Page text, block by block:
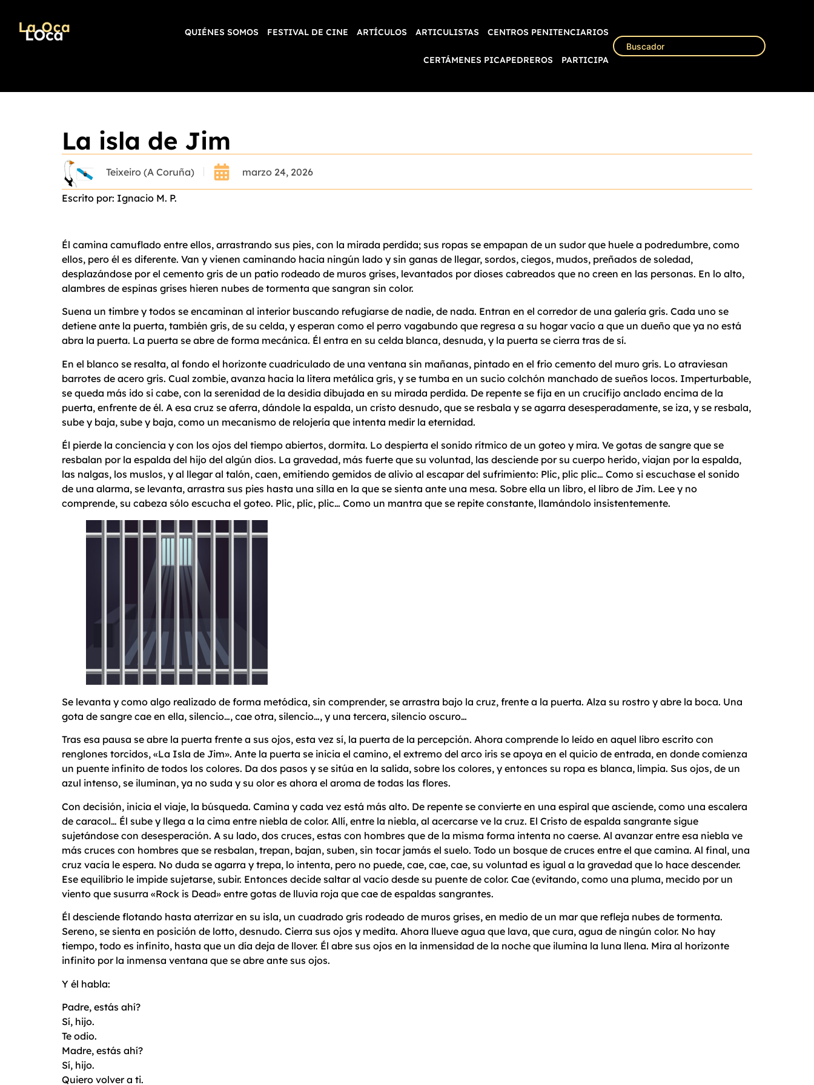
QUIÉNES SOMOS FESTIVAL DE CINE ARTÍCULOS ARTICULISTAS CENTROS PENITENCIARIOS
CERTÁMENES PICAPEDREROS PARTICIPA
La isla de Jim
Teixeiro (A Coruña) marzo 24, 2026
Escrito por: Ignacio M. P.
Él camina camuflado entre ellos, arrastrando sus pies, con la mirada perdida; sus ropas se empapan de un sudor que huele a podredumbre, como
ellos, pero él es diferente. Van y vienen caminando hacia ningún lado y sin ganas de llegar, sordos, ciegos, mudos, preñados de soledad,
desplazándose por el cemento gris de un patio rodeado de muros grises, levantados por dioses cabreados que no creen en las personas. En lo alto,
alambres de espinas grises hieren nubes de tormenta que sangran sin color.
Suena un timbre y todos se encaminan al interior buscando refugiarse de nadie, de nada. Entran en el corredor de una galería gris. Cada uno se
detiene ante la puerta, también gris, de su celda, y esperan como el perro vagabundo que regresa a su hogar vacío a que un dueño que ya no está
abra la puerta. La puerta se abre de forma mecánica. Él entra en su celda blanca, desnuda, y la puerta se cierra tras de sí.
En el blanco se resalta, al fondo el horizonte cuadriculado de una ventana sin mañanas, pintado en el frio cemento del muro gris. Lo atraviesan
barrotes de acero gris. Cual zombie, avanza hacia la litera metálica gris, y se tumba en un sucio colchón manchado de sueños locos. Imperturbable,
se queda más ido si cabe, con la serenidad de la desidia dibujada en su mirada perdida. De repente se fija en un crucifijo anclado encima de la
puerta, enfrente de él. A esa cruz se aferra, dándole la espalda, un cristo desnudo, que se resbala y se agarra desesperadamente, se iza, y se resbala,
sube y baja, sube y baja, como un mecanismo de relojería que intenta medir la eternidad.
Él pierde la conciencia y con los ojos del tiempo abiertos, dormita. Lo despierta el sonido rítmico de un goteo y mira. Ve gotas de sangre que se
resbalan por la espalda del hijo del algún dios. La gravedad, más fuerte que su voluntad, las desciende por su cuerpo herido, viajan por la espalda,
las nalgas, los muslos, y al llegar al talón, caen, emitiendo gemidos de alivio al escapar del sufrimiento: Plic, plic plic… Como si escuchase el sonido
de una alarma, se levanta, arrastra sus pies hasta una silla en la que se sienta ante una mesa. Sobre ella un libro, el libro de Jim. Lee y no
comprende, su cabeza sólo escucha el goteo. Plic, plic, plic… Como un mantra que se repite constante, llamándolo insistentemente.
Se levanta y como algo realizado de forma metódica, sin comprender, se arrastra bajo la cruz, frente a la puerta. Alza su rostro y abre la boca. Una
gota de sangre cae en ella, silencio…, cae otra, silencio…, y una tercera, silencio oscuro…
Tras esa pausa se abre la puerta frente a sus ojos, esta vez sí, la puerta de la percepción. Ahora comprende lo leído en aquel libro escrito con
renglones torcidos, «La Isla de Jim». Ante la puerta se inicia el camino, el extremo del arco iris se apoya en el quicio de entrada, en donde comienza
un puente infinito de todos los colores. Da dos pasos y se sitúa en la salida, sobre los colores, y entonces su ropa es blanca, limpia. Sus ojos, de un
azul intenso, se iluminan, ya no suda y su olor es ahora el aroma de todas las flores.
Con decisión, inicia el viaje, la búsqueda. Camina y cada vez está más alto. De repente se convierte en una espiral que asciende, como una escalera
de caracol… Él sube y llega a la cima entre niebla de color. Allí, entre la niebla, al acercarse ve la cruz. El Cristo de espalda sangrante sigue
sujetándose con desesperación. A su lado, dos cruces, estas con hombres que de la misma forma intenta no caerse. Al avanzar entre esa niebla ve
más cruces con hombres que se resbalan, trepan, bajan, suben, sin tocar jamás el suelo. Todo un bosque de cruces entre el que camina. Al final, una
cruz vacía le espera. No duda se agarra y trepa, lo intenta, pero no puede, cae, cae, cae, su voluntad es igual a la gravedad que lo hace descender.
Ese equilibrio le impide sujetarse, subir. Entonces decide saltar al vacío desde su puente de color. Cae (evitando, como una pluma, mecido por un
viento que susurra «Rock is Dead» entre gotas de lluvia roja que cae de espaldas sangrantes.
Él desciende flotando hasta aterrizar en su isla, un cuadrado gris rodeado de muros grises, en medio de un mar que refleja nubes de tormenta.
Sereno, se sienta en posición de lotto, desnudo. Cierra sus ojos y medita. Ahora llueve agua que lava, que cura, agua de ningún color. No hay
tiempo, todo es infinito, hasta que un día deja de llover. Él abre sus ojos en la inmensidad de la noche que ilumina la luna llena. Mira al horizonte
infinito por la inmensa ventana que se abre ante sus ojos.
Y él habla:
Padre, estás ahí?
Sí, hijo.
Te odio.
Madre, estás ahí?
Sí, hijo.
Quiero volver a ti.